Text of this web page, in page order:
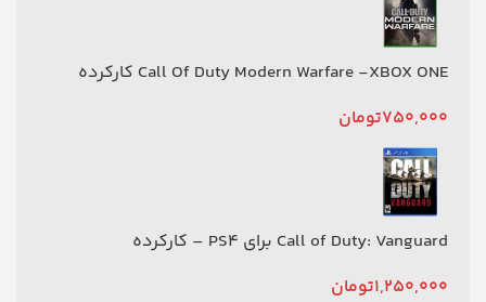
Call Of Duty Modern Warfare -XBOX ONE کارکرده
750,000تومان
Call of Duty: Vanguard برای PS4 – کارکرده
1,250,000تومان